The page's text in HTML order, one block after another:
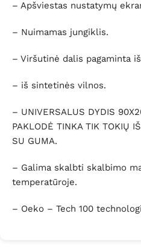
– Apšviestas nustatymų
– Nuimamas jungiklis.
– Viršutinė dalis pagaminta
– iš sintetinės vilnos.
– UNIVERSALUS DYDIS
PAKLODĖ TINKA TIK TOKIŲ
SU GUMA.
– Galima skalbti skalbimo
temperatūroje.
– Oeko – Tech 100